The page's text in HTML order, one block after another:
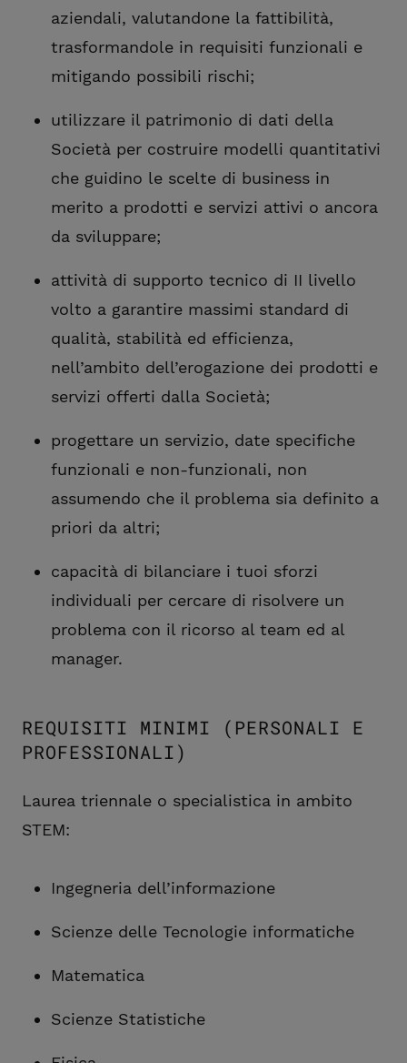
aziendali, valutandone la fattibilità,
trasformandole in requisiti funzionali e
mitigando possibili rischi;
utilizzare il patrimonio di dati della
Società per costruire modelli quantitativi
che guidino le scelte di business in
merito a prodotti e servizi attivi o ancora
da sviluppare;
attività di supporto tecnico di II livello
volto a garantire massimi standard di
qualità, stabilità ed efficienza,
nell’ambito dell’erogazione dei prodotti e
servizi offerti dalla Società;
progettare un servizio, date specifiche
funzionali e non-funzionali, non
assumendo che il problema sia definito a
priori da altri;
capacità di bilanciare i tuoi sforzi
individuali per cercare di risolvere un
problema con il ricorso al team ed al
manager.
REQUISITI MINIMI (PERSONALI E
PROFESSIONALI)
Laurea triennale o specialistica in ambito
STEM:
Ingegneria dell’informazione
Scienze delle Tecnologie informatiche
Matematica
Scienze Statistiche